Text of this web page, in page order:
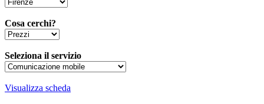
Cosa cerchi?
Seleziona il servizio
Visualizza scheda